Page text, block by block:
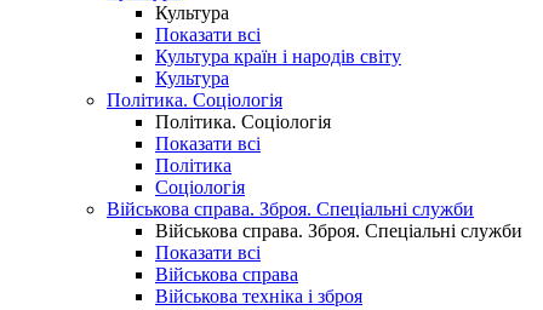
Культура
Показати всі
Культура країн і народів світу
Культура
Політика. Соціологія
Політика. Соціологія
Показати всі
Політика
Соціологія
Військова справа. Зброя. Спеціальні служби
Військова справа. Зброя. Спеціальні служби
Показати всі
Військова справа
Військова техніка і зброя